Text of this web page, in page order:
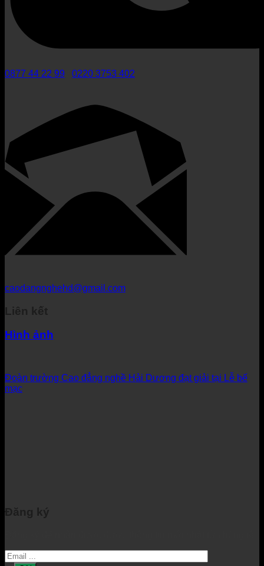
0877 44 22 99 0220 3753 402
caodangnghehd@gmail.com
Liên kết
Hình ảnh
Đoàn trường Cao đẳng nghề Hải Dương đạt giải tại Lễ bế
mạc
Đăng ký